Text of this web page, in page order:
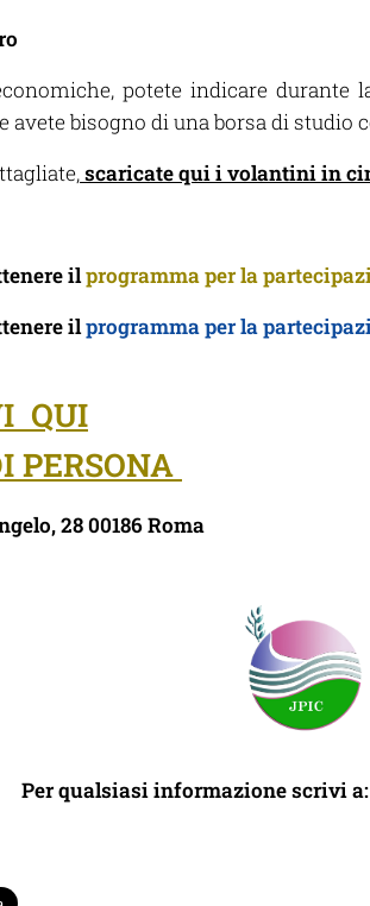
potete indicare
avete bisogno di una borsa di studio
scaricate qui i volantini in
ilprogramma per la
ilprogramma per la
QUI
PERSONA
28 00186 Roma
Per qualsiasi informazione scrivi a: